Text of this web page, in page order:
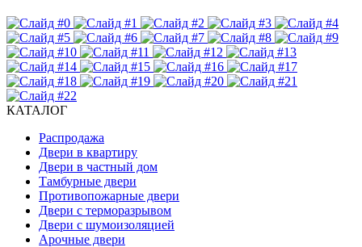
КАТАЛОГ
Распродажа
Двери в квартиру
Двери в частный дом
Тамбурные двери
Противопожарные двери
Двери с терморазрывом
Двери с шумоизоляцией
Арочные двери